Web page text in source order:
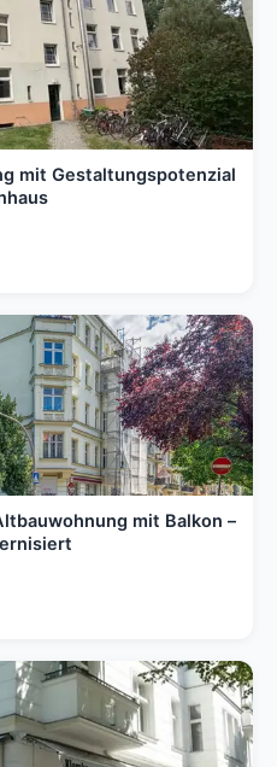
mit Gestaltungspotenzial
mit Balkon –